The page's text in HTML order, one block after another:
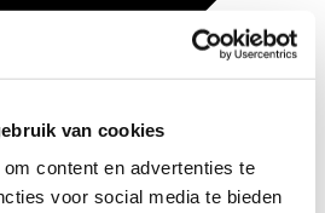
van cookies
content en advertenties te
voor social media te bieden